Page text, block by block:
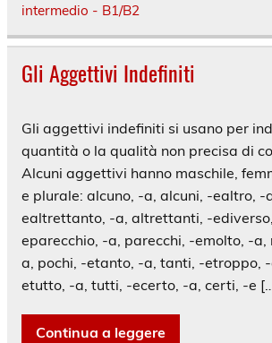
intermedio - B1/B2
Gli Aggettivi Indefiniti
Gli aggettivi indefiniti si usano per
quantità o la qualità non precisa di
Alcuni aggettivi hanno maschile,
e plurale: alcuno, -a, alcuni, -ealtro, -
ealtrettanto, -a, altrettanti, -
eparecchio, -a, parecchi, -emolto, -a,
a, pochi, -etanto, -a, tanti, -etroppo,
etutto, -a, tutti, -ecerto, -a, certi, -e
Continua a leggere